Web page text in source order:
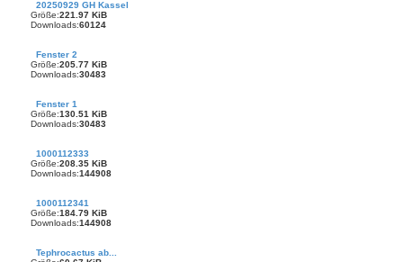
20250929 GH Kassel
Größe:221.97 KiB
Downloads:60124
Fenster 2
Größe:205.77 KiB
Downloads:30483
Fenster 1
Größe:130.51 KiB
Downloads:30483
1000112333
Größe:208.35 KiB
Downloads:144908
1000112341
Größe:184.79 KiB
Downloads:144908
Tephrocactus ab...